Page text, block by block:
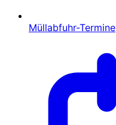
Müllabfuhr-Termine